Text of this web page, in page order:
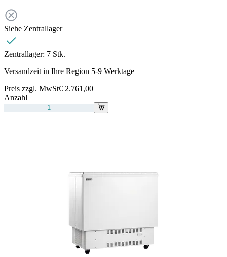
Siehe Zentrallager
Zentrallager: 7 Stk.
Versandzeit in Ihre Region 5-9 Werktage
Preis zzgl. MwSt€ 2.761,00
Anzahl